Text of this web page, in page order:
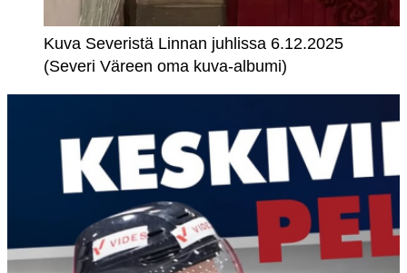
Kuva Severistä Linnan juhlissa 6.12.2025
(Severi Väreen oma kuva-albumi)